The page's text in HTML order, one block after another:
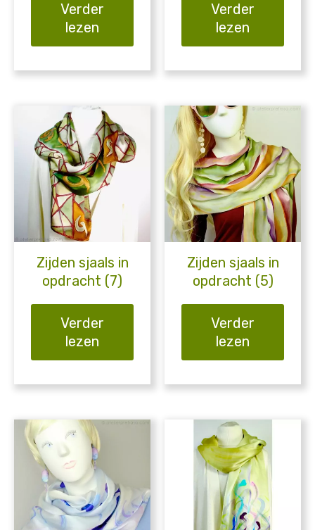
Verder
lezen
Verder
lezen
Zijden sjaals in
opdracht (7)
Verder
lezen
Zijden sjaals in
opdracht (5)
Verder
lezen